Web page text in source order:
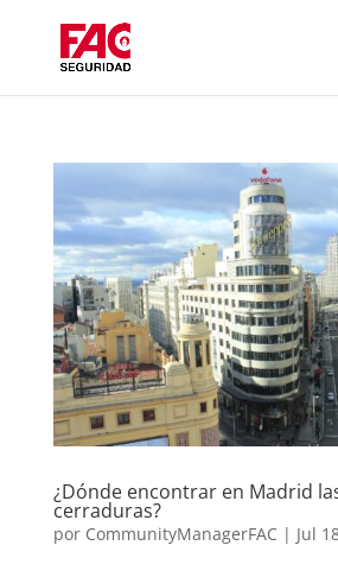
¿Dónde encontrar en Madrid
cerraduras?
por CommunityManagerFAC | Jul